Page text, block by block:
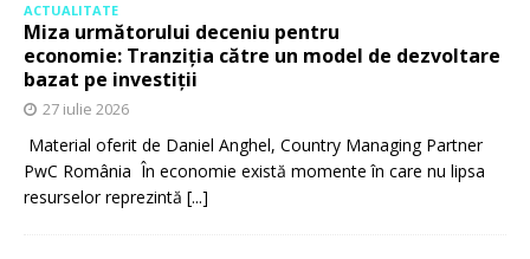
ACTUALITATE
Miza următorului deceniu pentru
economie: Tranziția către un model de dezvoltare
bazat pe investiții
27 iulie 2026
Material oferit de Daniel Anghel, Country Managing Partner
PwC România În economie există momente în care nu lipsa
resurselor reprezintă [...]